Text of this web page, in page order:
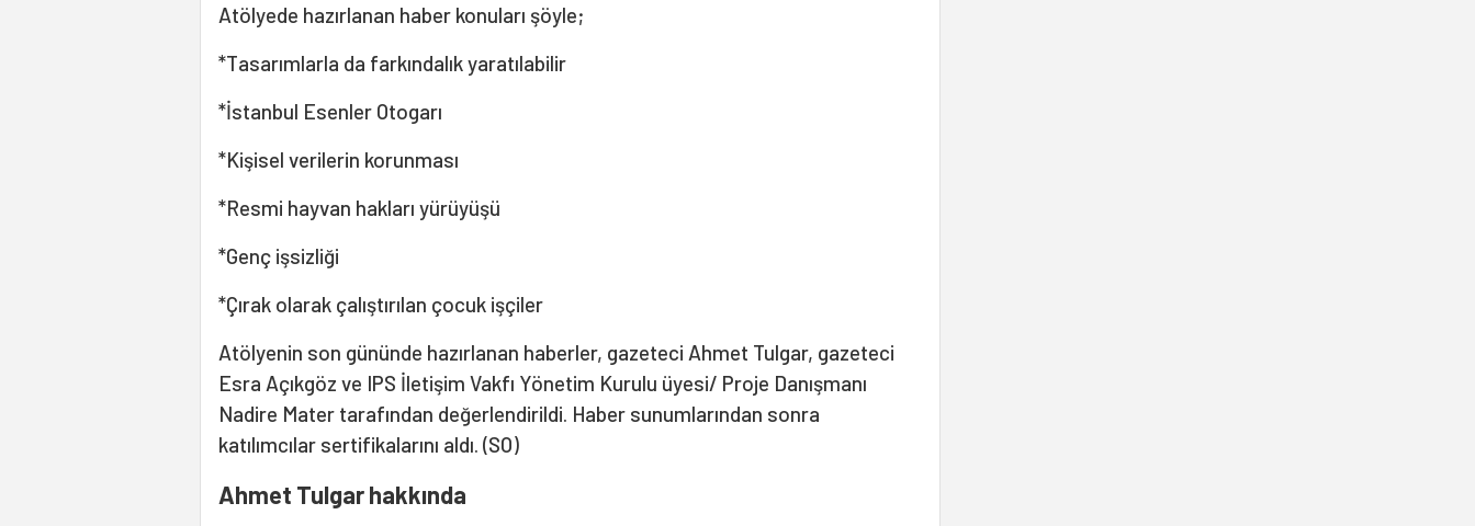
Atölyede hazırlanan haber konuları şöyle;
*Tasarımlarla da farkındalık yaratılabilir
*İstanbul Esenler Otogarı
*Kişisel verilerin korunması
*Resmi hayvan hakları yürüyüşü
*Genç işsizliği
*Çırak olarak çalıştırılan çocuk işçiler
Atölyenin son gününde hazırlanan haberler, gazeteci Ahmet Tulgar, gazeteci
Esra Açıkgöz ve IPS İletişim Vakfı Yönetim Kurulu üyesi/ Proje Danışmanı
Nadire Mater tarafından değerlendirildi. Haber sunumlarından sonra
katılımcılar sertifikalarını aldı. (SO)
Ahmet Tulgar hakkında